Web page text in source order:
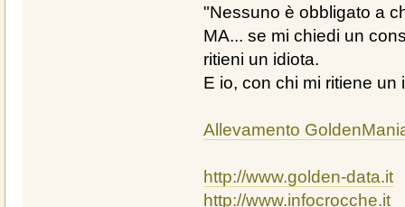
"Nessuno è obbligato a
MA... se mi chiedi un
ritieni un idiota.
E io, con chi mi ritiene
Allevamento
http://www.golden-data.it
http://www.infocrocche.it